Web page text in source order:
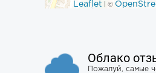
Leaflet | ©
Облако
Пожалуй, самые